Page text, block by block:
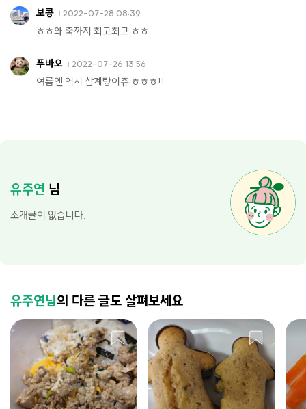
보콩 2022-07-28 08:39
ㅎㅎ와 죽까지 최고최고 ㅎㅎ
푸바오 2022-07-26 13:56
여름엔 역시 삼계탕이쥬 ㅎㅎㅎ!!
유주연 님
소개글이 없습니다.
유주연님의 다른 글도 살펴보세요